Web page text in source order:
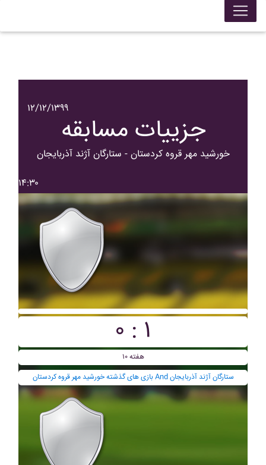
۱۲/۱۲/۱۳۹۹
جزییات مسابقه
خورشيد مهر قروه کردستان - ستارگان آژند آذربايجان
۱۴:۳۰
۰ : ۱
هفته ۱۰
بازی های گذشته خورشيد مهر قروه کردستان And ستارگان آژند آذربايجان